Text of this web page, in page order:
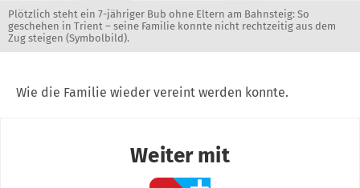
Plötzlich steht ein 7-jähriger Bub ohne Eltern am Bahnsteig: So
geschehen in Trient – seine Familie konnte nicht rechtzeitig aus dem
Zug steigen (Symbolbild).
Wie die Familie wieder vereint werden konnte.